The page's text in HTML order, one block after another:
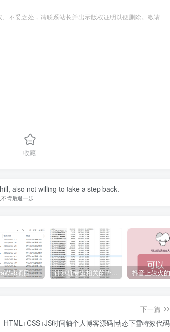
不妥之处，请联系站长并出示版权证明以便删除。敬请
收藏
also not willing to take a step back.
肯后退一步
161套javaWeb项目源码免费分享 计算机专业相关的毕业设计论文合集免费下载
下一篇
HTML+CSS+JS时间轴个人博客源码|动态下雪特效代码